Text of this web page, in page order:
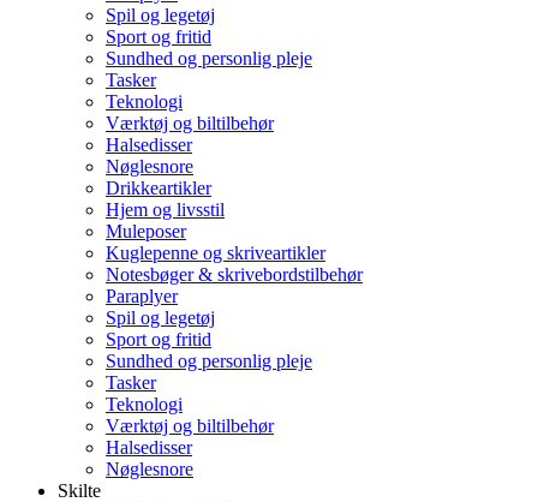
Spil og legetøj
Sport og fritid
Sundhed og personlig pleje
Tasker
Teknologi
Værktøj og biltilbehør
Halsedisser
Nøglesnore
Drikkeartikler
Hjem og livsstil
Muleposer
Kuglepenne og skriveartikler
Notesbøger & skrivebordstilbehør
Paraplyer
Spil og legetøj
Sport og fritid
Sundhed og personlig pleje
Tasker
Teknologi
Værktøj og biltilbehør
Halsedisser
Nøglesnore
Skilte